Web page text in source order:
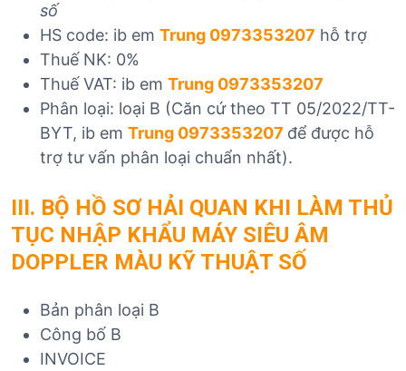
số
HS code: ib em Trung 0973353207 hỗ trợ
Thuế NK: 0%
Thuế VAT: ib em Trung 0973353207
Phân loại: loại B (Căn cứ theo TT 05/2022/TT-
BYT, ib em Trung 0973353207 để được hỗ
trợ tư vấn phân loại chuẩn nhất).
III. BỘ HỒ SƠ HẢI QUAN KHI LÀM THỦ
TỤC NHẬP KHẨU MÁY SIÊU ÂM
DOPPLER MÀU KỸ THUẬT SỐ
Bản phân loại B
Công bố B
INVOICE